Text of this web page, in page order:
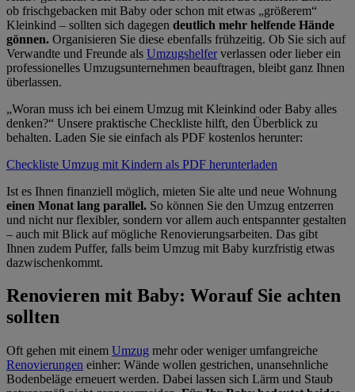
ob frischgebacken mit Baby oder schon mit etwas
größerem
Kleinkind – sollten sich dagegen deutlich mehr helfende Hände
gönnen. Organisieren Sie diese ebenfalls frühzeitig. Ob Sie sich auf
Verwandte und Freunde als Umzugshelferverlassen oder lieber ein
professionelles Umzugsunternehmen beauftragen, bleibt ganz Ihnen
überlassen.
Woran muss ich bei einem Umzug mit Kleinkind oder Baby alles
denken?
Unsere praktische Checkliste hilft, den Überblick zu
behalten. Laden Sie sie einfach als PDF kostenlos herunter:
Checkliste Umzug mit Kindern als PDF herunterladen
Ist es Ihnen finanziell möglich, mieten Sie alte und neue Wohnung
einen Monat lang parallel. So können Sie den Umzug entzerren
und nicht nur flexibler, sondern vor allem auch entspannter gestalten
– auch mit Blick auf mögliche Renovierungsarbeiten. Das gibt
Ihnen zudem Puffer, falls beim Umzug mit Baby kurzfristig etwas
dazwischenkommt.
Renovieren mit Baby: Worauf Sie achten
sollten
Oft gehen mit einem Umzug mehr oder weniger umfangreiche
Renovierungen einher: Wände wollen gestrichen, unansehnliche
Bodenbeläge erneuert werden. Dabei lassen sich Lärm und Staub